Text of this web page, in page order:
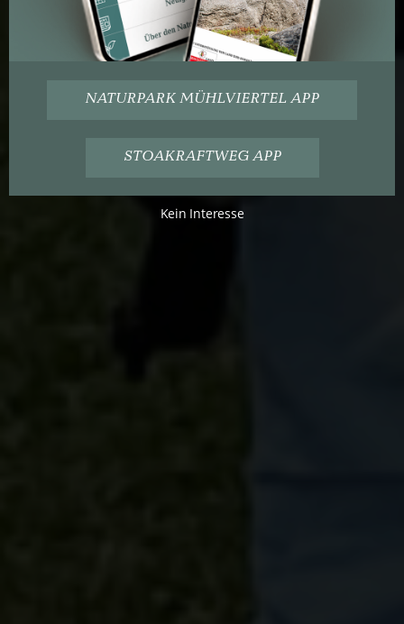
NATURPARK MÜHLVIERTEL APP
STOAKRAFTWEG APP
Kein Interesse